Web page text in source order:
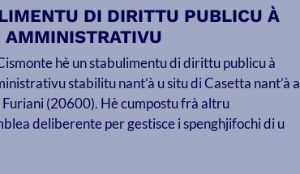
DI DIRITTU PUBLICU À
AMMINISTRATIVU
hè un stabulimentu di dirittu publicu à
stabilitu nant’à u situ di Casetta nant’à a
Furiani (20600). Hè cumpostu frà altru
deliberente per gestisce i spenghjifochi di u